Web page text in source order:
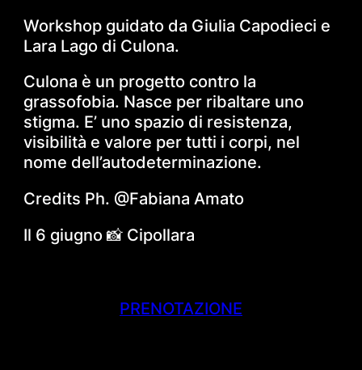
Workshop guidato da Giulia Capodieci e
Lara Lago di Culona.
Culona è un progetto contro la
grassofobia. Nasce per ribaltare uno
stigma. E’ uno spazio di resistenza,
visibilità e valore per tutti i corpi, nel
nome dell’autodeterminazione.
Credits Ph. @Fabiana Amato
Il 6 giugno 📸 Cipollara
PRENOTAZIONE